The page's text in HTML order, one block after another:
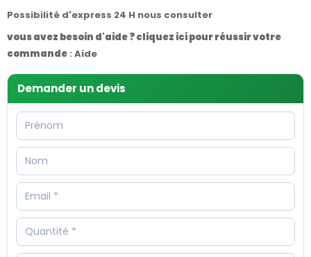
Possibilité d'express 24 H nous consulter
vous avez besoin d'aide ? cliquez ici pour réussir votre
commande : Aide
Demander un devis